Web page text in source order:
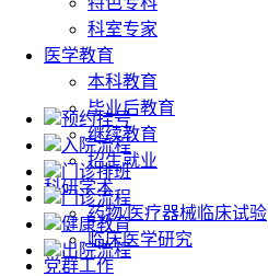
科室专家
医学教育
本科教育
毕业后教育
继续教育
招生就业
科研学术
药物/医疗器械临床试验
临床医学研究
党群工作
预约挂号
入院流程
门诊排班
门诊流程
健康教育
出院流程